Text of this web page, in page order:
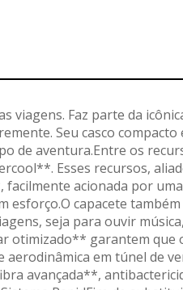
viagens. Faz parte da
Seu casco
de aventura.Entre os
Esses recursos,
acionada por
capacete
seja para ouvir
otimizado** garantem que
aerodinâmica em túnel de
avançada**,